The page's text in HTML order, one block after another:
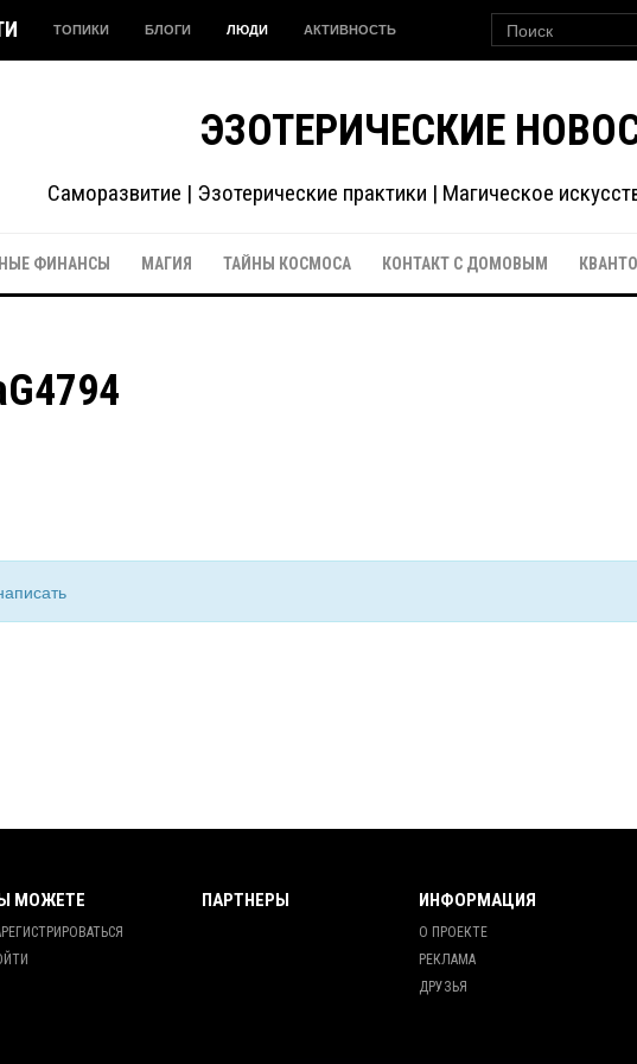
ТОПИКИ БЛОГИ ЛЮДИ АКТИВНОСТЬ
ЭЗОТЕРИЧЕСКИЕ
Саморазвитие | Эзотерические практики | Магическое
ФИНАНСЫ МАГИЯ ТАЙНЫ КОСМОСА КОНТАКТ С ДОМОВЫМ
МОЖЕТЕ ПАРТНЕРЫ ИНФОРМАЦИЯ
О ПРОЕКТЕ
РЕКЛАМА
ДРУЗЬЯ